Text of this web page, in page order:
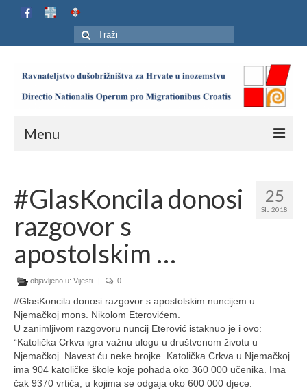
Search
for:
Menu
Ustroj
Adresar
Karta
Jubilej HIP-a
Ljetna škola
Kontakt
25
SIJ 2018
#GlasKoncila donosi
razgovor s
apostolskim …
objavljeno u: Vijesti | 0
#GlasKoncila donosi razgovor s apostolskim nuncijem u
Njemačkoj mons. Nikolom Eterovićem.
U zanimljivom razgovoru nuncij Eterović istaknuo je i ovo:
“Katolička Crkva igra važnu ulogu u društvenom životu u
Njemačkoj. Navest ću neke brojke. Katolička Crkva u Njemačkoj
ima 904 katoličke škole koje pohađa oko 360 000 učenika. Ima
čak 9370 vrtića, u kojima se odgaja oko 600 000 djece.